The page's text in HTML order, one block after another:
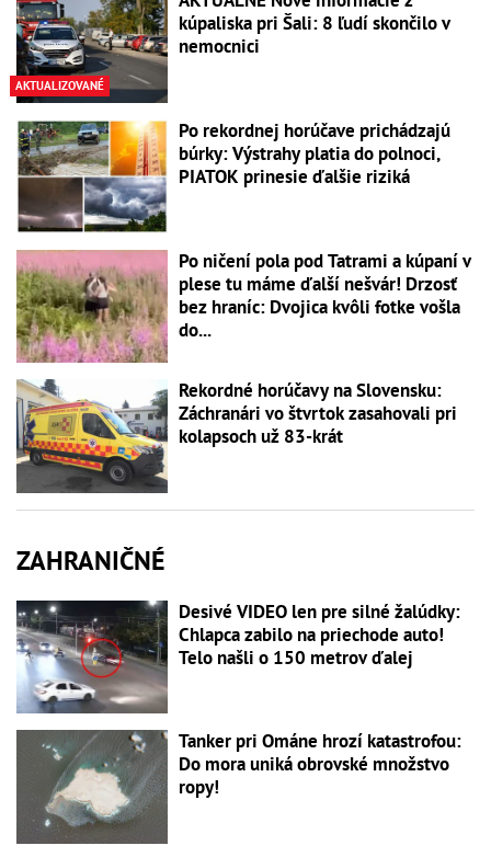
AKTUALIZOVANÉ
kúpaliska pri Šali: 8 ľudí skončilo v
nemocnici
Po rekordnej horúčave prichádzajú
búrky: Výstrahy platia do polnoci,
PIATOK prinesie ďalšie riziká
Po ničení pola pod Tatrami a kúpaní v
plese tu máme ďalší nešvár! Drzosť
bez hraníc: Dvojica kvôli fotke vošla
do...
Rekordné horúčavy na Slovensku:
Záchranári vo štvrtok zasahovali pri
kolapsoch už 83-krát
ZAHRANIČNÉ
Desivé VIDEO len pre silné žalúdky:
Chlapca zabilo na priechode auto!
Telo našli o 150 metrov ďalej
Tanker pri Ománe hrozí katastrofou:
Do mora uniká obrovské množstvo
ropy!